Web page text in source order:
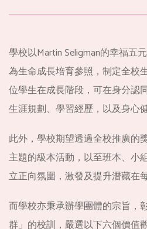
學校以Martin Seligman的幸福五
為生命成長培育參照，制定全校
位學生在成長階段，可在身分認
生涯規劃、學習經歷，以及身心
此外，學校期望透過全校推廣的
主題的級本活動，以至班本、小
立正向氛圍，激發及提升潛藏在
而學校亦秉承辦學團體的宗旨，
群」的校訓，嚴選以下六個價值